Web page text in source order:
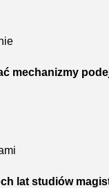
mechanizmy
lat studiów